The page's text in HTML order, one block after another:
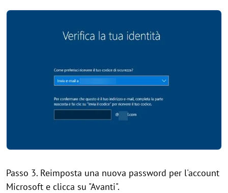
Passo 3. Reimposta una nuova password per l'account
Microsoft e clicca su "Avanti".